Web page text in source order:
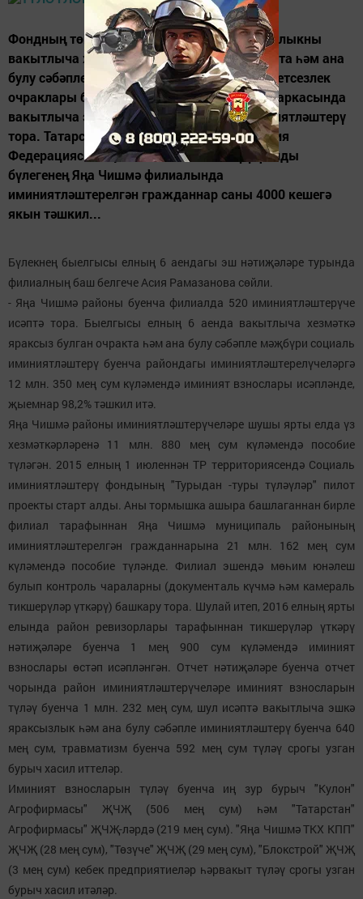
Фондның төп бурычлары булып эшләүче халыкны
вакытлыча хезмәткә яраксыз булган очракта һәм ана
булу сәбәпле, шулай ук производствода бәхетсезлек
очраклары булганда һәм һөнәри авырулар аркасында
вакытлыча эшли алмаганда социаль иминиятләштерү
тора. Татарстан Республикасы буенча Россия
Федерациясе Социаль иминиятләштерү фонды
бүлегенең Яңа Чишмә филиалында
иминиятләштерелгән гражданнар саны 4000 кешегә
якын тәшкил...
Бүлекнең быелгысы елның 6 аендагы эш нәтиҗәләре турында
филиалның баш белгече Асия Рамазанова сөйли.
- Яңа Чишмә районы буенча филиалда 520 иминиятләштерүче
исәптә тора. Быелгысы елның 6 аенда вакытлыча хезмәткә
яраксыз булган очракта һәм ана булу сәбәпле мәҗбүри социаль
иминиятләштерү буенча райондагы иминиятләштерелүчеләргә
12 млн. 350 мең сум күләмендә иминият взнослары исәпләнде,
җыемнар 98,2% тәшкил итә.
Яңа Чишмә районы иминиятләштерүчеләре шушы ярты елда үз
хезмәткәрләренә 11 млн. 880 мең сум күләмендә пособие
түләгән. 2015 елның 1 июленнән ТР территориясендә Социаль
иминиятләштерү фондының "Турыдан -туры түләүләр" пилот
проекты старт алды. Аны тормышка ашыра башлаганнан бирле
филиал тарафыннан Яңа Чишмә муниципаль районының
иминиятләштерелгән гражданнарына 21 млн. 162 мең сум
күләмендә пособие түләнде. Филиал эшендә мөһим юнәлеш
булып контроль чараларны (документаль күчмә һәм камераль
тикшерүләр үткәрү) башкару тора. Шулай итеп, 2016 елның ярты
елында район ревизорлары тарафыннан тикшерүләр үткәрү
нәтиҗәләре буенча 1 мең 900 сум күләмендә иминият
взнослары өстәп исәпләнгән. Отчет нәтиҗәләре буенча отчет
чорында район иминиятләштерүчеләре иминият взносларын
түләү буенча 1 млн. 232 мең сум, шул исәптә вакытлыча эшкә
яраксызлык һәм ана булу сәбәпле иминиятләштерү буенча 640
мең сум, травматизм буенча 592 мең сум түләү срогы узган
бурыч хасил иттеләр.
Иминият взносларын түләү буенча иң зур бурыч "Кулон"
Агрофирмасы" ҖЧҖ (506 мең сум) һәм "Татарстан"
Агрофирмасы" ҖЧҖ-ләрдә (219 мең сум). "Яңа Чишмә ТКХ КПП"
ҖЧҖ (28 мең сум), "Төзүче" ҖЧҖ (29 мең сум), "Блокстрой" ҖЧҖ
(3 мең сум) кебек предприятиеләр һәрвакыт түләү срогы узган
бурыч хасил итәләр.